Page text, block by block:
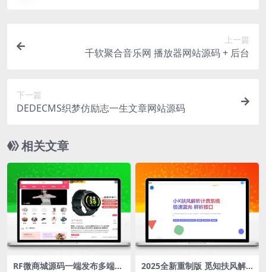
上一篇
千软聚合音乐网 播放器网站源码 + 后台
下一篇
DEDECMS织梦仿励志一生文章网站源码
相关文章
RF微商城源码一端发布多端通
2025全新重制版 觅知扶风解